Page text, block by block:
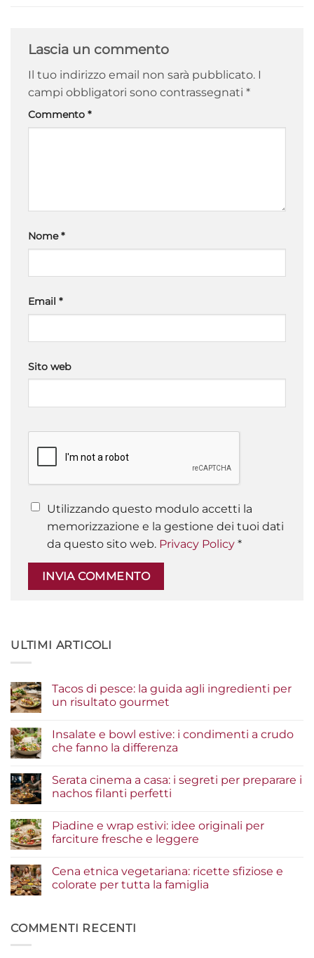
Lascia un commento
Il tuo indirizzo email non sarà pubblicato. I
campi obbligatori sono contrassegnati *
Commento *
Nome*
Email *
Sito web
Utilizzando questo modulo accetti la
memorizzazione e la gestione dei tuoi dati
da questo sito web. Privacy Policy *
ULTIMI ARTICOLI
Tacos di pesce: la guida agli ingredienti per
un risultato gourmet
su
Tacos
di
guida
ingredienti
risultato
gourmet
Insalate e bowl estive: i condimenti a crudo
che fanno la differenza
su
Insalate
e
condimenti
a
fanno
differenza
Serata cinema a casa: i segreti per preparare i
nachos filanti perfetti
su
Serata
cinema
i
segreti
per
filanti
perfetti
Piadine e wrap estivi: idee originali per
farciture fresche e leggere
su
Piadine
e
originali
per
Cena etnica vegetariana: ricette sfiziose e
colorate per tutta la famiglia
Cena
etnica
COMMENTI RECENTI